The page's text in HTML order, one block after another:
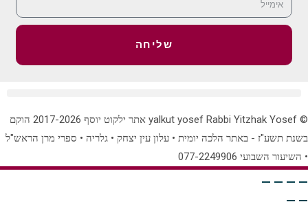
שליחה
© yalkut yosef Rabbi Yitzhak Yosef אתר ילקוט יוסף 2017-2026 הוקם
בשנת תשע"ז - באתר הלכה יומית • עלון עין יצחק • גלריה • ספרי מרן הראש"ל
• השיעור השבועי 077-2249906